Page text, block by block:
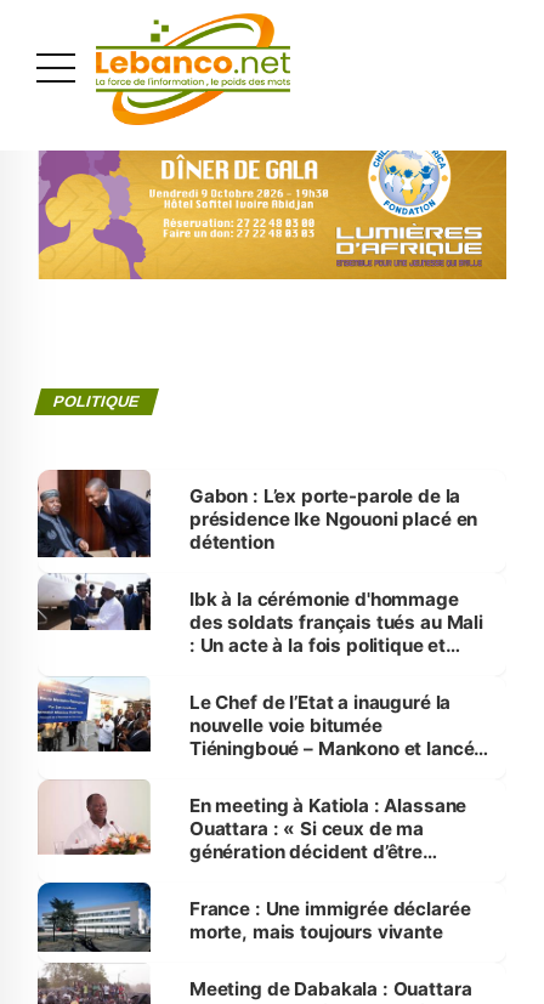
POLITIQUE
Gabon : L’ex porte-parole de la
présidence Ike Ngouoni placé en
détention
Ibk à la cérémonie d'hommage
des soldats français tués au Mali
: Un acte à la fois politique et
Le Chef de l’Etat a inauguré la
nouvelle voie bitumée
Tiéningboué – Mankono et lancé
tronçon Mankono - Séguéla
En meeting à Katiola : Alassane
Ouattara : « Si ceux de ma
génération décident d’être
candidat »
France : Une immigrée déclarée
morte, mais toujours vivante
Meeting de Dabakala : Ouattara